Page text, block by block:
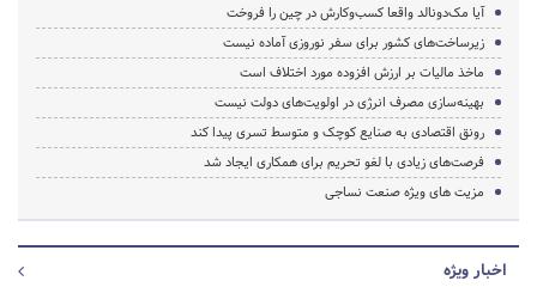
آیا مک‌دونالد واقعا کسب‌وکارش در چین را فروخت
زیرساخت‌های کشور برای سفر نوروزی آماده نیست
ماخذ مالیات بر ارزش افزوده مورد اختلاف است
بهینه‌سازی مصرف انرژی در اولویت‌های دولت نیست
رونق اقتصادی به صنایع کوچک و متوسط تسری پیدا کند
فرصت‌های زیادی با لغو تحریم‌ برای همکاری ایجاد شد
مزیت های ویژه صنعت نساجی
اخبار ویژه